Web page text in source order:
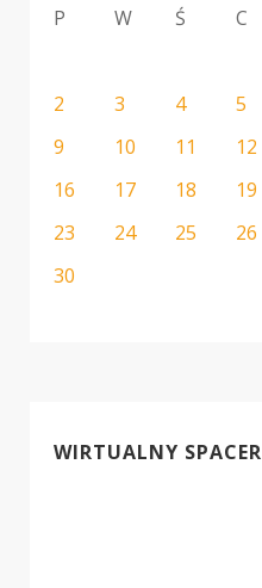
P
W Ś C
2
3 4 5
9
10 11 12
16
17 18 19
23
24 25 26
30
WIRTUALNY SPACER